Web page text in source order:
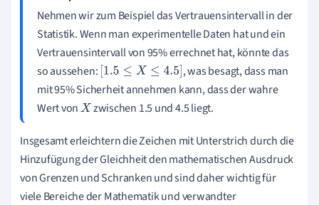
Nehmen wir zum Beispiel das Vertrauensintervall in der
Statistik. Wenn man experimentelle Daten hat und ein
Vertrauensintervall von 95% errechnet hat, könnte das
so aussehen: [1.5≤ X≤ 4.5
, was besagt, dass man
mit 95% Sicherheit annehmen kann, dass der wahre
Wert vonX zwischen 1.5 und 4.5 liegt.
Insgesamt erleichtern die Zeichen mit Unterstrich durch die
Hinzufügung der Gleichheit den mathematischen Ausdruck
von Grenzen und Schranken und sind daher wichtig für
viele Bereiche der Mathematik und verwandter